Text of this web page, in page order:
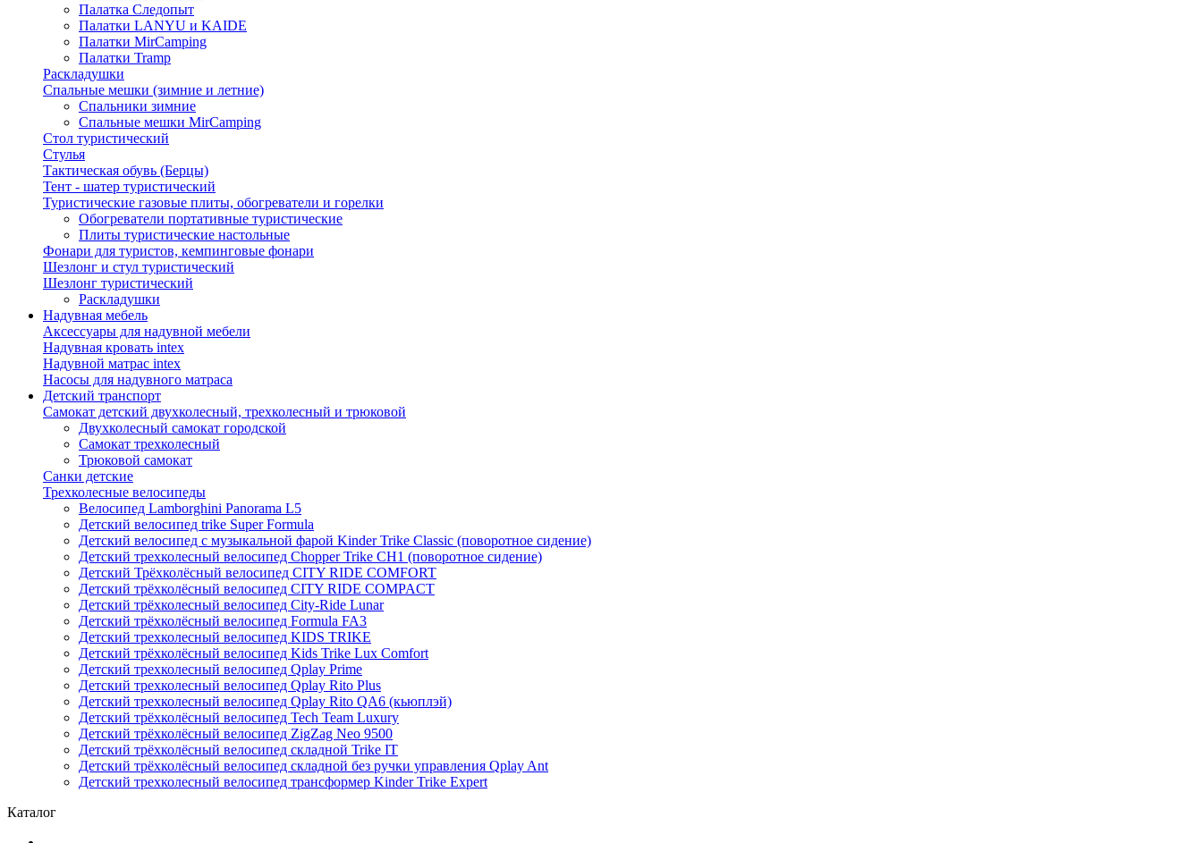
Палатка Следопыт
Палатки LANYU и KAIDE
Палатки MirCamping
Палатки Tramp
Раскладушки
Спальные мешки (зимние и летние)
Спальники зимние
Спальные мешки MirCamping
Стол туристический
Стулья
Тактическая обувь (Берцы)
Тент - шатер туристический
Туристические газовые плиты, обогреватели и горелки
Обогреватели портативные туристические
Плиты туристические настольные
Фонари для туристов, кемпинговые фонари
Шезлонг и стул туристический
Шезлонг туристический
Раскладушки
Надувная мебель
Аксессуары для надувной мебели
Надувная кровать intex
Надувной матрас intex
Насосы для надувного матраса
Детский транспорт
Самокат детский двухколесный, трехколесный и трюковой
Двухколесный самокат городской
Самокат трехколесный
Трюковой самокат
Санки детские
Трехколесные велосипеды
Велосипед Lamborghini Panorama L5
Детский велосипед trike Super Formula
Детский велосипед с музыкальной фарой Kinder Trike Classic (поворотное сидение)
Детский трехколесный велосипед Chopper Trike CH1 (поворотное сидение)
Детский Трёхколёсный велосипед CITY RIDE COMFORT
Детский трёхколёсный велосипед CITY RIDE COMPACT
Детский трёхколесный велосипед City-Ride Lunar
Детский трёхколёсный велосипед Formula FA3
Детский трехколесный велосипед KIDS TRIKE
Детский трёхколёсный велосипед Kids Trike Lux Comfort
Детский трехколесный велосипед Qplay Prime
Детский трехколесный велосипед Qplay Rito Plus
Детский трехколесный велосипед Qplay Rito QA6 (кьюплэй)
Детский трёхколёсный велосипед Tech Team Luxury
Детский трёхколёсный велосипед ZigZag Neo 9500
Детский трёхколёсный велосипед складной Trike IT
Детский трёхколёсный велосипед складной без ручки управления Qplay Ant
Детский трехколесный велосипед трансформер Kinder Trike Expert
Каталог